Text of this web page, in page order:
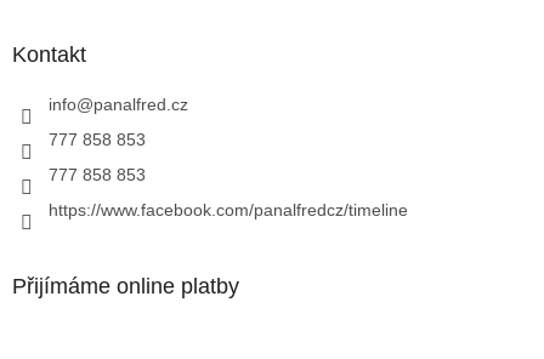
Kontakt
info@panalfred.cz
777 858 853
777 858 853
https://www.facebook.com/panalfredcz/timeline
Přijímáme online platby